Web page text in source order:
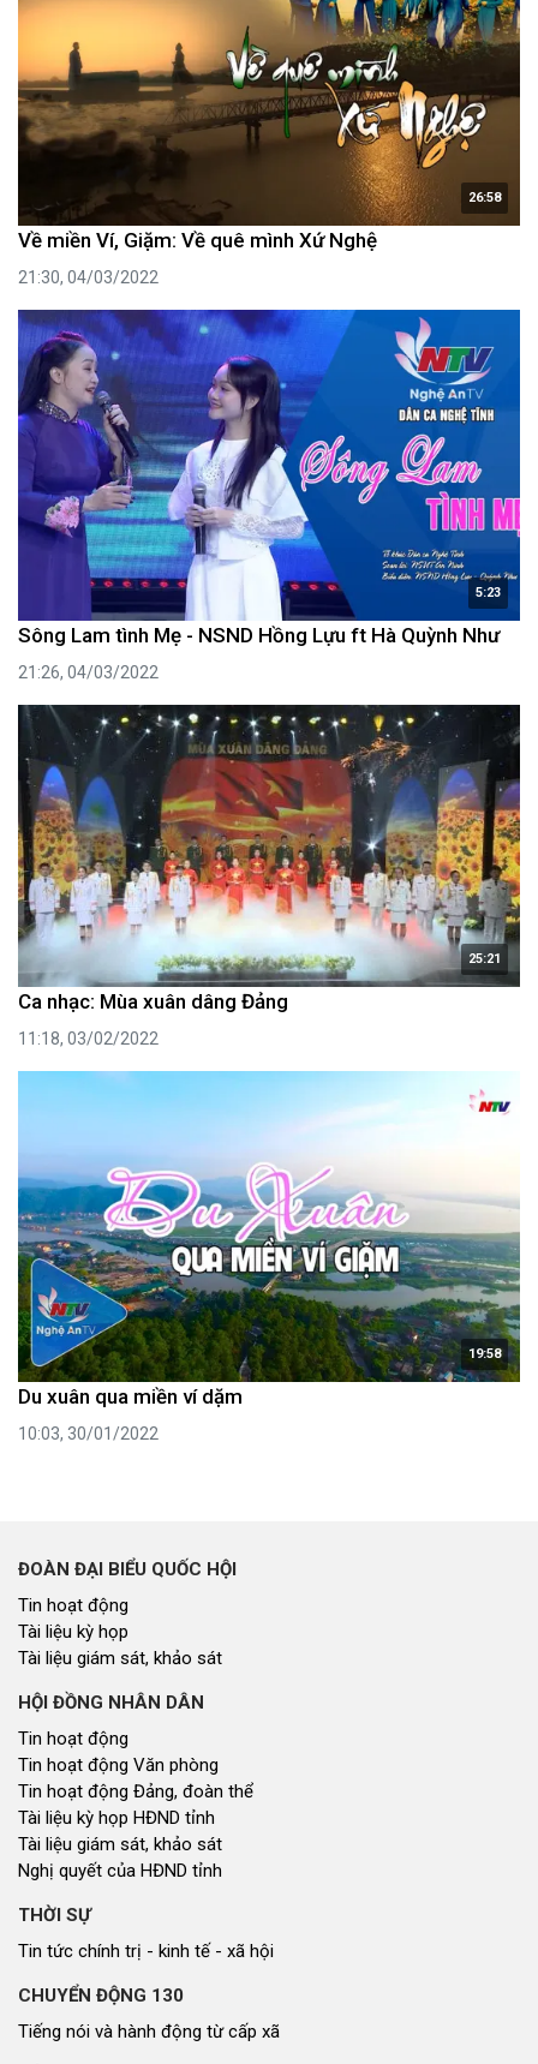
26:58
Về miền Ví, Giặm: Về quê mình Xứ Nghệ
21:30, 04/03/2022
5:23
Sông Lam tình Mẹ - NSND Hồng Lựu ft Hà Quỳnh Như
21:26, 04/03/2022
25:21
Ca nhạc: Mùa xuân dâng Đảng
11:18, 03/02/2022
19:58
Du xuân qua miền ví dặm
10:03, 30/01/2022
ĐOÀN ĐẠI BIỂU QUỐC HỘI
Tin hoạt động
Tài liệu kỳ họp
Tài liệu giám sát, khảo sát
HỘI ĐỒNG NHÂN DÂN
Tin hoạt động
Tin hoạt động Văn phòng
Tin hoạt động Đảng, đoàn thể
Tài liệu kỳ họp HĐND tỉnh
Tài liệu giám sát, khảo sát
Nghị quyết của HĐND tỉnh
THỜI SỰ
Tin tức chính trị - kinh tế - xã hội
CHUYỂN ĐỘNG 130
Tiếng nói và hành động từ cấp xã